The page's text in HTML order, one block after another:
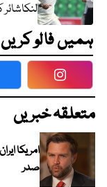
ہمیں فالو کریں
متعلقہ خبریں
امریکا
صدر